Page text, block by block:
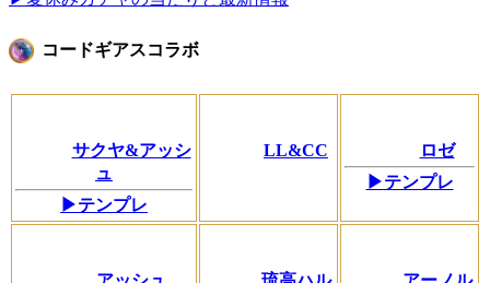
コードギアスコラボ
サクヤ&アッシ
ュ
▶テンプレ
LL&CC
ロゼ
▶テンプレ